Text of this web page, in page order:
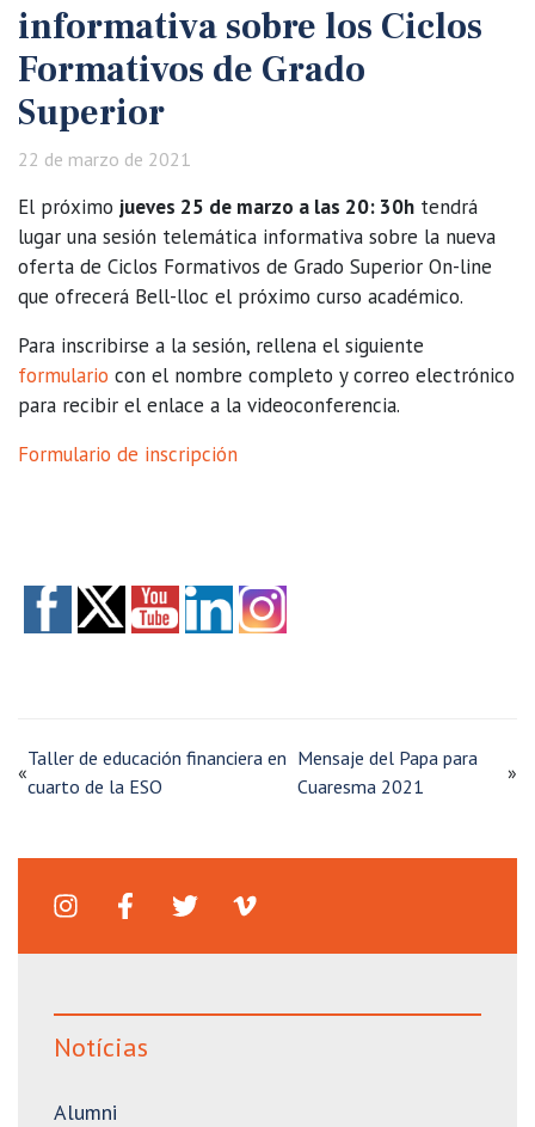
informativa sobre los Ciclos
Formativos de Grado
Superior
22 de marzo de 2021
El próximo jueves 25 de marzo a las 20: 30h tendrá
lugar una sesión telemática informativa sobre la nueva
oferta de Ciclos Formativos de Grado Superior On-line
que ofrecerá Bell-lloc el próximo curso académico.
Para inscribirse a la sesión, rellena el siguiente
formulario con el nombre completo y correo electrónico
para recibir el enlace a la videoconferencia.
Formulario de inscripción
«
Taller de educación financiera en
cuarto de la ESO
Mensaje del Papa para
Cuaresma 2021
»
Notícias
Alumni